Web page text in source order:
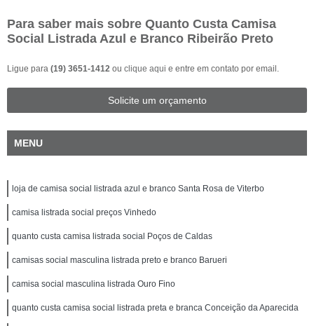
Para saber mais sobre Quanto Custa Camisa
Social Listrada Azul e Branco Ribeirão Preto
Ligue para (19) 3651-1412 ou clique aqui e entre em contato por email.
Solicite um orçamento
MENU
loja de camisa social listrada azul e branco Santa Rosa de Viterbo
camisa listrada social preços Vinhedo
quanto custa camisa listrada social Poços de Caldas
camisas social masculina listrada preto e branco Barueri
camisa social masculina listrada Ouro Fino
quanto custa camisa social listrada preta e branca Conceição da Aparecida